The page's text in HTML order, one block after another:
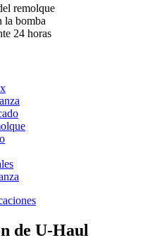
remolque
la bomba
24 horas
de U-Haul